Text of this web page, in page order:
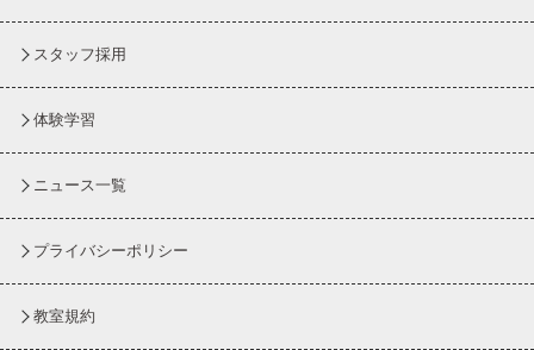
スタッフ採用
体験学習
ニュース一覧
プライバシーポリシー
教室規約